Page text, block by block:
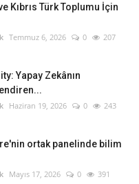
Kıbrıs Türk Toplumu İçin
Temmuz 6, 2026 0 207
Yapay Zekânın
Haziran 19, 2026 0 243
ortak panelinde bilim
Mayıs 17, 2026 0 391